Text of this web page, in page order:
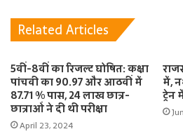
Related Articles
5वीं-8वीं का रिजल्ट घोषित: कक्षा
पांचवी का 90.97 और आठवीं में
87.71 % पास, 24 लाख छात्र-
छात्राओं ने दी थी परीक्षा
April 23, 2024
में,
ट्रेन